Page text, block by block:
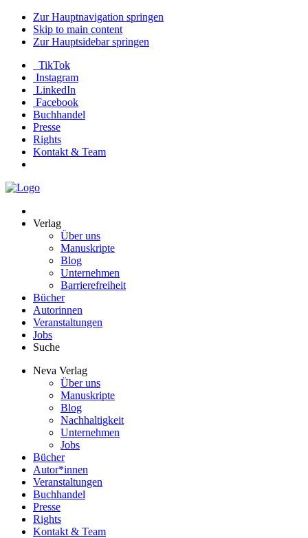
Zur Hauptnavigation springen
Skip to main content
Zur Hauptsidebar springen
TikTok
Instagram
LinkedIn
Facebook
Buchhandel
Presse
Rights
Kontakt & Team
Neva
Verlag
Über uns
Manuskripte
Blog
Unternehmen
Barrierefreiheit
Bücher
Autorinnen
Veranstaltungen
Jobs
Suche
Neva Verlag
Über uns
Manuskripte
Blog
Nachhaltigkeit
Unternehmen
Jobs
Bücher
Autor*innen
Veranstaltungen
Buchhandel
Presse
Rights
Kontakt & Team